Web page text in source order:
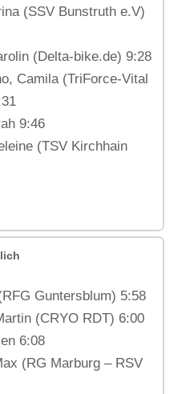
(SSV Bunstruth e.V)
(Delta-bike.de) 9:28
Camila (TriForce-Vital
9:46
(TSV Kirchhain
Guntersblum) 5:58
(CRYO RDT) 6:00
6:08
(RG Marburg – RSV